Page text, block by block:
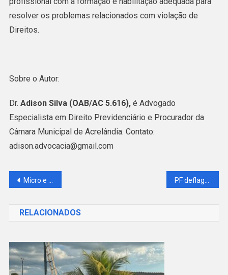
resolver os problemas relacionados com violação de
Direitos.
Sobre o Autor:
Dr. Adison Silva (OAB/AC 5.616), é Advogado
Especialista em Direito Previdenciário e Procurador da
Câmara Municipal de Acrelândia. Contato:
adison.advocacia@gmail.com
Navegação
Post
Micro e pequenas empresas podem aderir ao Simples Nacional até quarta
RELACIONADOS